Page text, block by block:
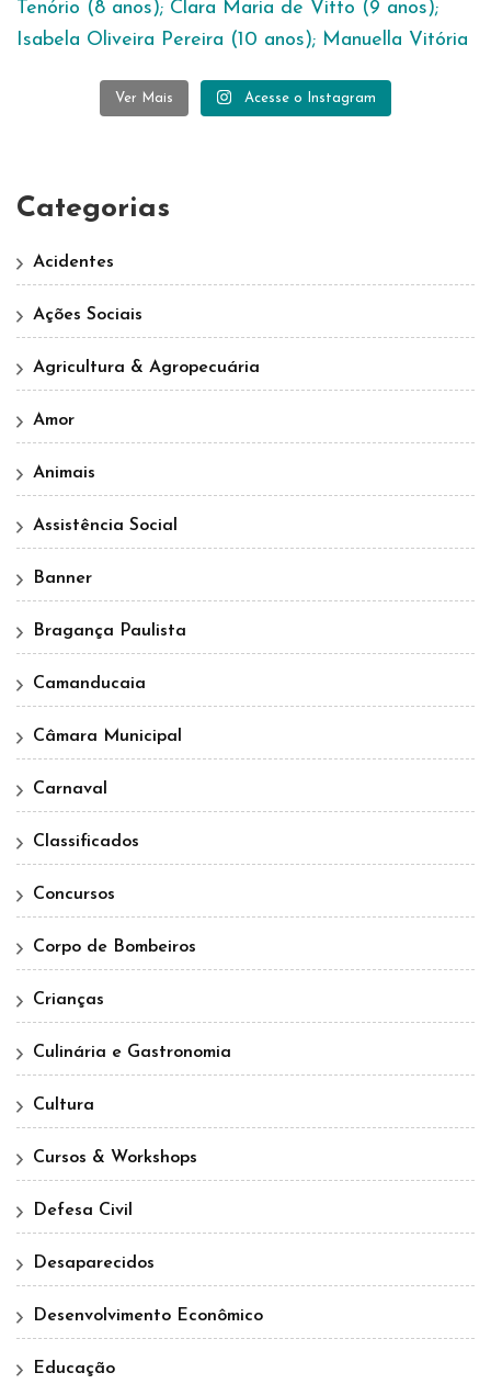
Ver Mais Acesse o Instagram
Categorias
Acidentes
Ações Sociais
Agricultura & Agropecuária
Amor
Animais
Assistência Social
Banner
Bragança Paulista
Camanducaia
Câmara Municipal
Carnaval
Classificados
Concursos
Corpo de Bombeiros
Crianças
Culinária e Gastronomia
Cultura
Cursos & Workshops
Defesa Civil
Desaparecidos
Desenvolvimento Econômico
Educação